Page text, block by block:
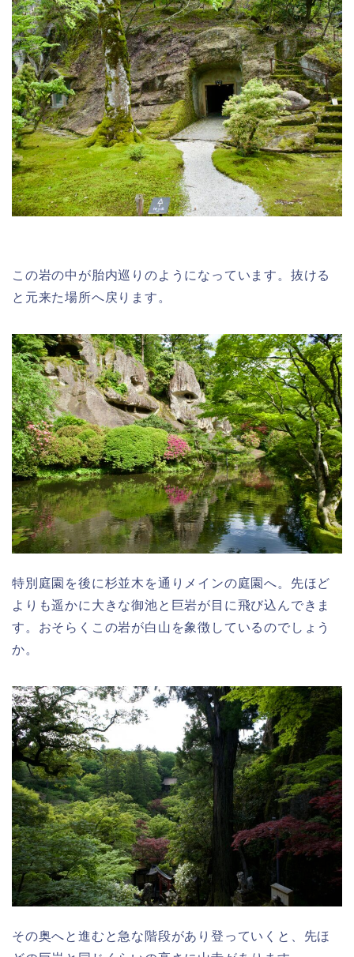
この岩の中が胎内巡りのようになっています。抜ける
と元来た場所へ戻ります。
特別庭園を後に杉並木を通りメインの庭園へ。先ほど
よりも遥かに大きな御池と巨岩が目に飛び込んできま
す。おそらくこの岩が白山を象徴しているのでしょう
か。
その奥へと進むと急な階段があり登っていくと、先ほ